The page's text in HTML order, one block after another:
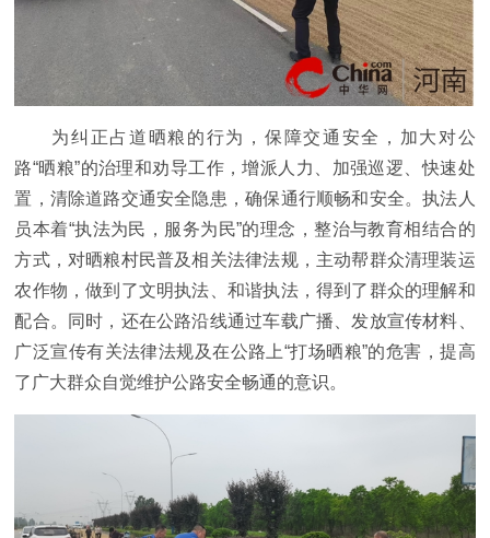
为纠正占道晒粮的行为，保障交通安全，加大对公
路“晒粮”的治理和劝导工作，增派人力、加强巡逻、快速处
置，清除道路交通安全隐患，确保通行顺畅和安全。执法人
员本着“执法为民，服务为民”的理念，整治与教育相结合的
方式，对晒粮村民普及相关法律法规，主动帮群众清理装运
农作物，做到了文明执法、和谐执法，得到了群众的理解和
配合。同时，还在公路沿线通过车载广播、发放宣传材料、
广泛宣传有关法律法规及在公路上“打场晒粮”的危害，提高
了广大群众自觉维护公路安全畅通的意识。